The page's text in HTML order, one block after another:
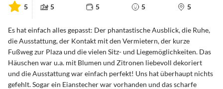
5 5 5 5 5
Es hat einfach alles gepasst: Der phantastische Ausblick, die Ruhe,
die Ausstattung, der Kontakt mit den Vermietern, der kurze
Fußweg zur Plaza und die vielen Sitz- und Liegemöglichkeiten. Das
Häuschen war u.a. mit Blumen und Zitronen liebevoll dekoriert
und die Ausstattung war einfach perfekt! Uns hat überhaupt nichts
gefehlt. Sogar ein Eianstecher war vorhanden und das scharfe